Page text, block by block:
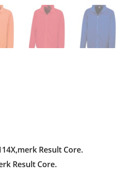
Result Core.
Result Core.